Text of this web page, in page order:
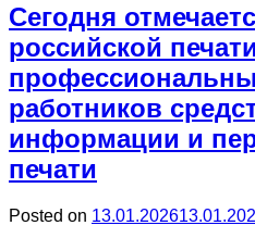
Сегодня
российской
работников
информации и
печати
Posted on 13.01.2026